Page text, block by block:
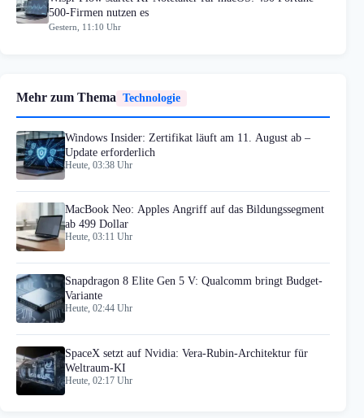
500-Firmen nutzen es
Gestern, 11:10 Uhr
Mehr zum Thema Technologie
Windows Insider: Zertifikat läuft am 11. August ab –
Update erforderlich
Heute, 03:38 Uhr
MacBook Neo: Apples Angriff auf das Bildungssegment
ab 499 Dollar
Heute, 03:11 Uhr
Snapdragon 8 Elite Gen 5 V: Qualcomm bringt Budget-
Variante
Heute, 02:44 Uhr
SpaceX setzt auf Nvidia: Vera-Rubin-Architektur für
Weltraum-KI
Heute, 02:17 Uhr